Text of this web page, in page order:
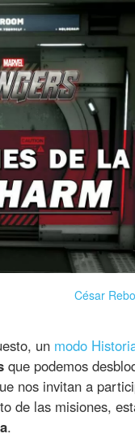
César
un modo
que podemos
nos invitan a
de las misiones,
.